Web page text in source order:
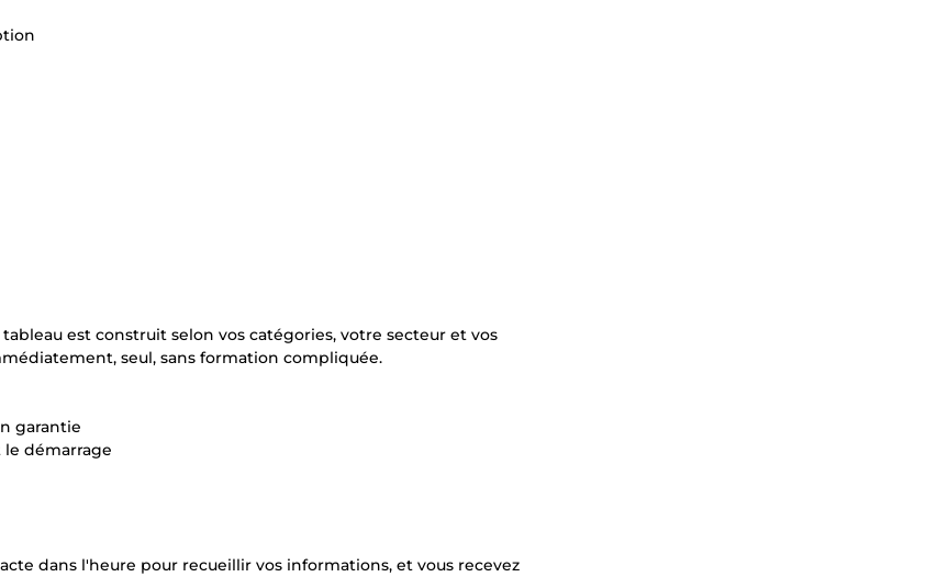
est construit selon vos catégories, votre secteur et vos
seul, sans formation compliquée.
garantie
le démarrage
dans l'heure pour recueillir vos informations, et vous recevez